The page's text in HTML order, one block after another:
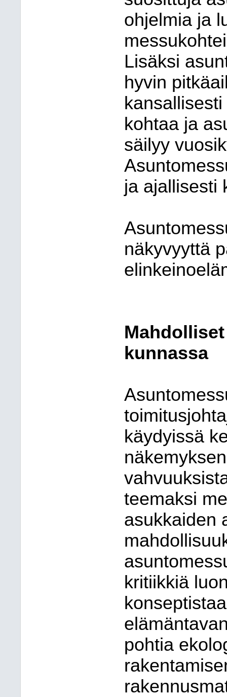
ohjelmia ja
Lisäksi
hyvin
kohtaa ja
säilyy
ja ajallisesti
näkyvyyttä
kunnassa
käydyissä
teemaksi
asukkaiden
kritiikkiä
pohtia